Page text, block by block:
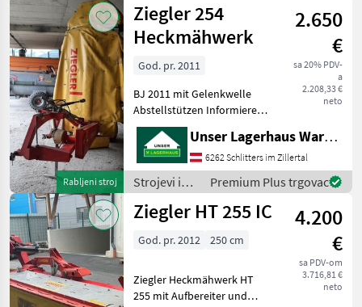
Kategorija 4 Država Filtri
TRENUTNA
STAZA
Poljoprivredna
tehnika
Strojevi I
Oprema
Za Travu I
Baliranje
Rotacijske
Roto
Kosilice
Ziegler
ODABERITE
KATEGORIJU
Poništi
Prikaži 9
rezultata
Rabljeni stroj
Ziegler 254
Heckmähwerk
2.650
€
sa 20% PDV-
a
2.208,33 €
neto
God. pr. 2011
BJ 2011 mit Gelenkwelle
Abstellstützen Informieren
Sie sich bitte vor Fahrt-
Antritt telefonisch, ob die
von Ihnen angefragte
Maschine aktuell bei uns
am Lager ste
Unser Lagerhaus Warenhandelsges.m.b.H.
6262 Schlitters im Zillertal
Strojevi i
oprema za
travu i
Ziegler
Premium Plus trgovac
Ziegler HT 255 IC
4.200
€
sa PDV-om
3.716,81 €
neto
God. pr. 2012 250 cm
Ziegler Heckmähwerk HT
255 mit Aufbereiter und